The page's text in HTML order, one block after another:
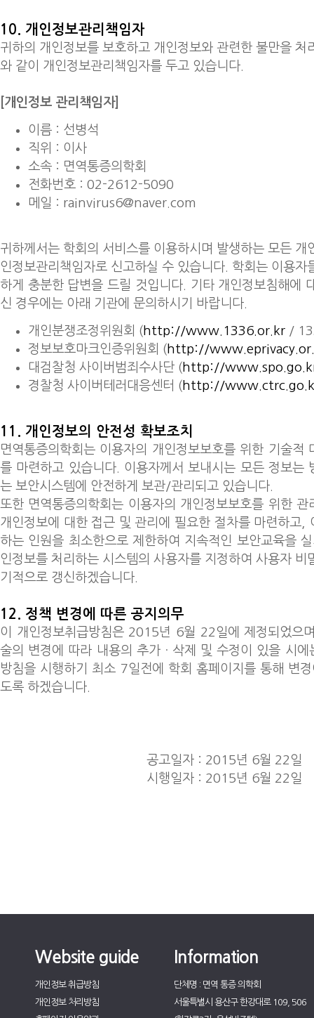
10. 개인정보관리책임자
귀하의 개인정보를 보호하고 개인정보와 관련한 불만을 처
와 같이 개인정보관리책임자를 두고 있습니다.
[개인정보 관리책임자]
이름 : 선병석
직위 : 이사
소속 : 면역통증의학회
전화번호 : 02-2612-5090
메일 : rainvirus6@naver.com
귀하께서는 학회의 서비스를 이용하시며 발생하는 모든 개
인정보관리책임자로 신고하실 수 있습니다. 학회는 이용자
하게 충분한 답변을 드릴 것입니다. 기타 개인정보침해에
신 경우에는 아래 기관에 문의하시기 바랍니다.
개인분쟁조정위원회 (http://www.1336.or.kr /
정보보호마크인증위원회 (http://
대검찰청 사이버범죄수사단 (http://
경찰청 사이버테러대응센터 (http://
11. 개인정보의 안전성 확보조치
면역통증의학회는 이용자의 개인정보보호를 위한 기술적
를 마련하고 있습니다. 이용자께서 보내시는 모든 정보는
는 보안시스템에 안전하게 보관/관리되고 있습니다.
또한 면역통증의학회는 이용자의 개인정보보호를 위한 관
개인정보에 대한 접근 및 관리에 필요한 절차를 마련하고,
하는 인원을 최소한으로 제한하여 지속적인 보안교육을
인정보를 처리하는 시스템의 사용자를 지정하여 사용자 비
기적으로 갱신하겠습니다.
12. 정책 변경에 따른 공지의무
이 개인정보취급방침은 2015년 6월 22일에 제정되었으
술의 변경에 따라 내용의 추가ㆍ삭제 및 수정이 있을 시에
방침을 시행하기 최소 7일전에 학회 홈페이지를 통해 변
도록 하겠습니다.
공고일자 : 2015년 6월 22일
시행일자 : 2015년 6월 22일
Website guide
개인정보 취급방침
개인정보 처리방침
Information
단체명 : 면역 통증 의학회
서울특별시 용산구 한강대로 109, 506